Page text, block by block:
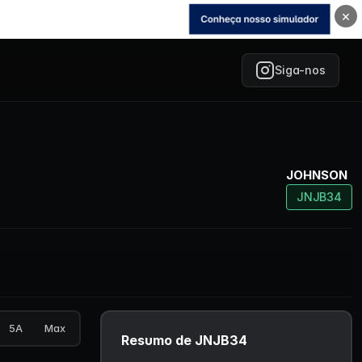
×
Siga-nos
JOHNSON
JNJB34
5A Max
Resumo de JNJB34